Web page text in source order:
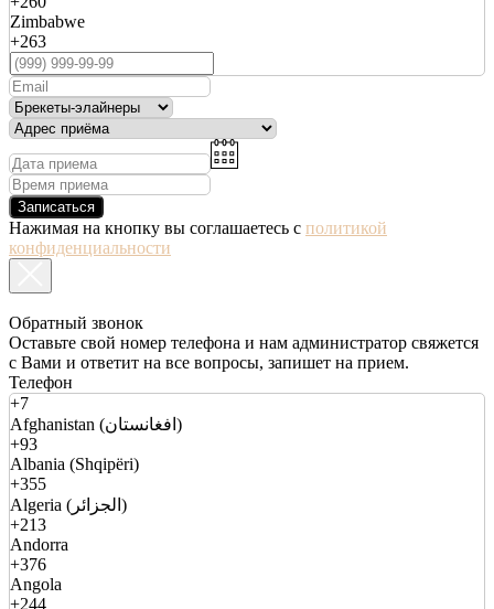
Zimbabwe
+263
Записаться
Нажимая на кнопку вы соглашаетесь с политикой
конфиденциальности
Обратный звонок
Оставьте свой номер телефона и нам администратор свяжется
с Вами и ответит на все вопросы, запишет на прием.
Телефон
+7
Afghanistan (افغانستان)
+93
Albania (Shqipëri)
+355
Algeria (الجزائر)
+213
Andorra
+376
Angola
+244